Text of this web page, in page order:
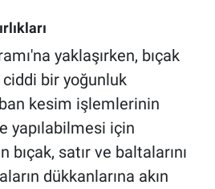
yaklaşırken, bıçak
bir yoğunluk
kesim işlemlerinin
yapılabilmesi için
satır ve baltalarını
dükkanlarına akın